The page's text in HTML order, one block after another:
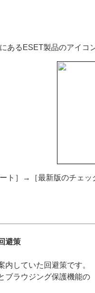
あるESET製品のアイコ
ト］→［最新版のチェッ
避策
内していた回避策です。
ブラウジング保護機能